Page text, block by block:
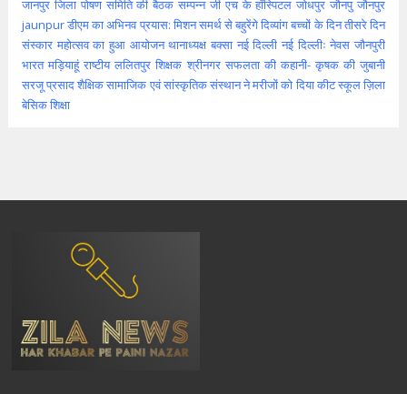
जानपुर जिला पोषण समिति की बैठक सम्पन्न जी एच के हॉस्पिटल जोधपुर जौनपु जौनपुर
jaunpurडीएम का अभिनव प्रयास: मिशन समर्थ से बहुरेंगे दिव्यांग बच्चों के दिनतीसरे दिन
संस्कार महोत्सव का हुआ आयोजन थानाध्यक्ष बक्सा नई दिल्ली नई दिल्लीः नेवस जौनपुरी
भारत मड़ियाहूं राष्टीय ललितपुर शिक्षक श्रीनगर सफलता की कहानी- कृषक की जुबानी
सरजू प्रसाद शैक्षिकसामाजिक एवं सांस्कृतिक संस्थान ने मरीजों को दिया कीटस्कूलज़िला
बेसिक शिक्षा